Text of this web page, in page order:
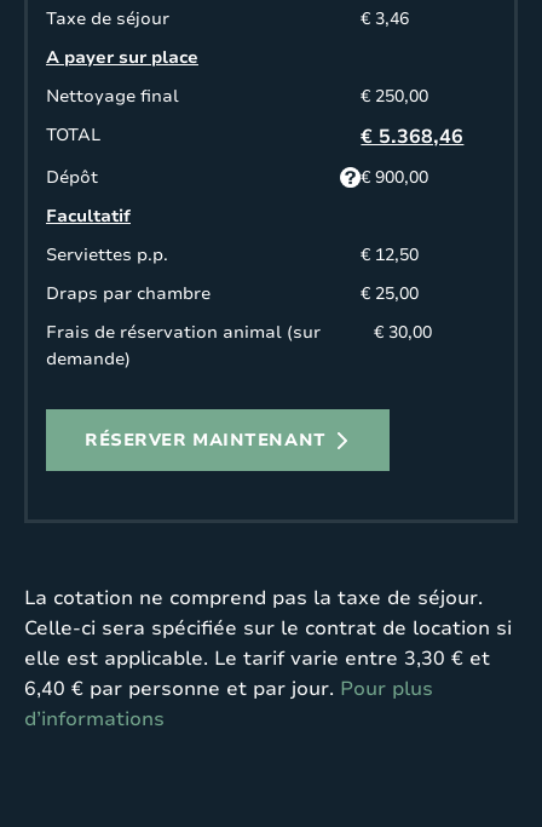
Taxe de séjour
€ 3,46
A payer sur place
Nettoyage final
€ 250,00
TOTAL
€ 5.368,46
Dépôt
€ 900,00
Facultatif
Serviettes p.p.
€ 12,50
Draps par chambre
€ 25,00
Frais de réservation animal (sur
demande)
€ 30,00
RÉSERVER MAINTENANT
La cotation ne comprend pas la taxe de séjour.
Celle-ci sera spécifiée sur le contrat de location si
elle est applicable. Le tarif varie entre 3,30 € et
6,40 € par personne et par jour. Pour plus
d’informations